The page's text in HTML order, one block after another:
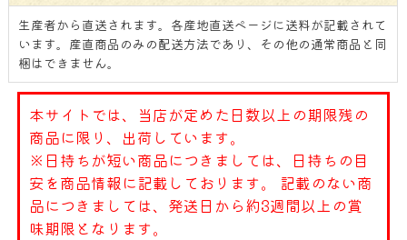
生産者から直送されます。各産地直送ページに送料が記載されて
います。産直商品のみの配送方法であり、その他の通常商品と同
梱はできません。
本サイトでは、当店が定めた日数以上の期限残の
商品に限り、出荷しています。
※日持ちが短い商品につきましては、日持ちの目
安を商品情報に記載しております。 記載のない商
品につきましては、発送日から約3週間以上の賞
味期限となります。